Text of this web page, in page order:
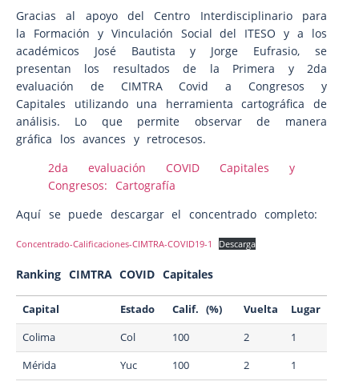
Gracias al apoyo del Centro Interdisciplinario para
la Formación y Vinculación Social del ITESO y a los
académicos José Bautista y Jorge Eufrasio, se
presentan los resultados de la Primera y 2da
evaluación de CIMTRA Covid a Congresos y
Capitales utilizando una herramienta cartográfica de
análisis. Lo que permite observar de manera
gráfica los avances y retrocesos.
2da evaluación COVID Capitales y
Congresos: Cartografía
Aquí se puede descargar el concentrado completo:
Concentrado-Calificaciones-CIMTRA-COVID19-1 Descarga
Ranking CIMTRA COVID Capitales
Capital Estado Calif. (%) Vuelta Lugar
Colima Col 100 2 1
Mérida Yuc 100 2 1